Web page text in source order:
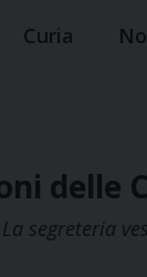
Curia
delle
segreteria